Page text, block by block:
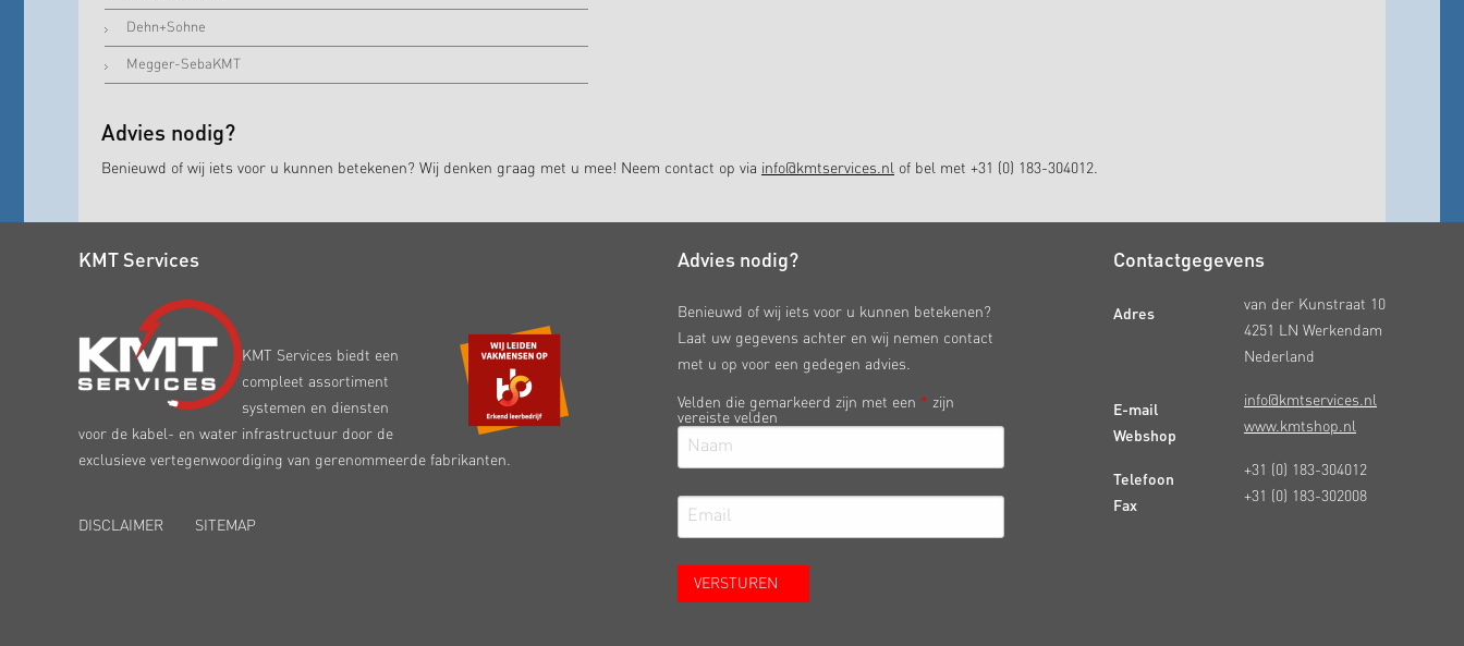
Dehn+Sohne
Megger-SebaKMT
Advies nodig?
Benieuwd of wij iets voor u kunnen betekenen? Wij denken graag met u mee! Neem contact op via info@kmtservices.nl of bel met +31 (0) 183-304012.
KMT Services
KMT Services biedt een
compleet assortiment
systemen en diensten
voor de kabel- en water infrastructuur door de
exclusieve vertegenwoordiging van gerenommeerde fabrikanten.
DISCLAIMER SITEMAP
Advies nodig?
Benieuwd of wij iets voor u kunnen betekenen?
Laat uw gegevens achter en wij nemen contact
met u op voor een gedegen advies.
Velden die gemarkeerd zijn met een * zijn
vereiste velden
Contactgegevens
Adres
E-mail
Webshop
Telefoon
Fax
van der Kunstraat 10
4251 LN Werkendam
Nederland
info@kmtservices.nl
www.kmtshop.nl
+31 (0) 183-304012
+31 (0) 183-302008